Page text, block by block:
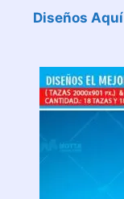
Diseños